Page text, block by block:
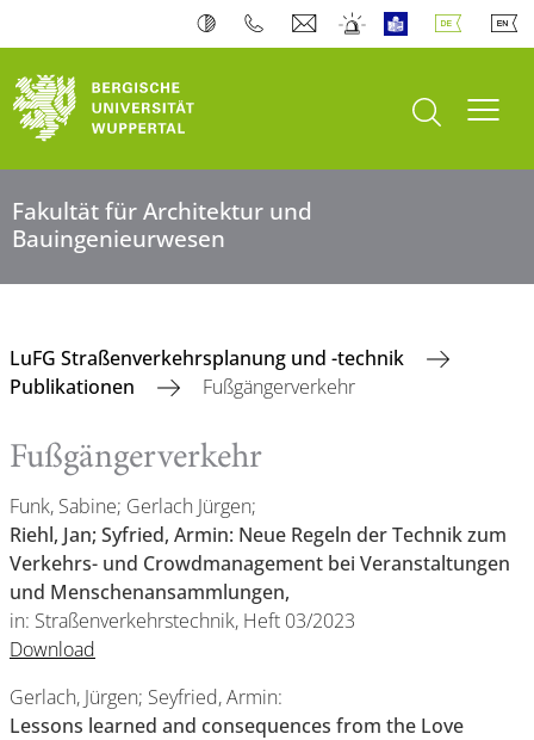
Suche öffnen
Fakultät für Architektur und
Bauingenieurwesen
LuFG Straßenverkehrsplanung und -technik
Publikationen
Fußgängerverkehr
Fußgängerverkehr
Funk, Sabine; Gerlach Jürgen;
Riehl, Jan; Syfried, Armin: Neue Regeln der Technik zum
Verkehrs- und Crowdmanagement bei Veranstaltungen
und Menschenansammlungen,
in: Straßenverkehrstechnik, Heft 03/2023
Download
Gerlach, Jürgen; Seyfried, Armin:
Lessons learned and consequences from the Love